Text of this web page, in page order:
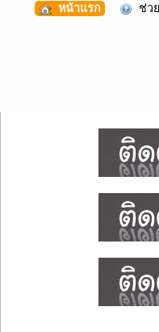
หน้าแรก ช่ว